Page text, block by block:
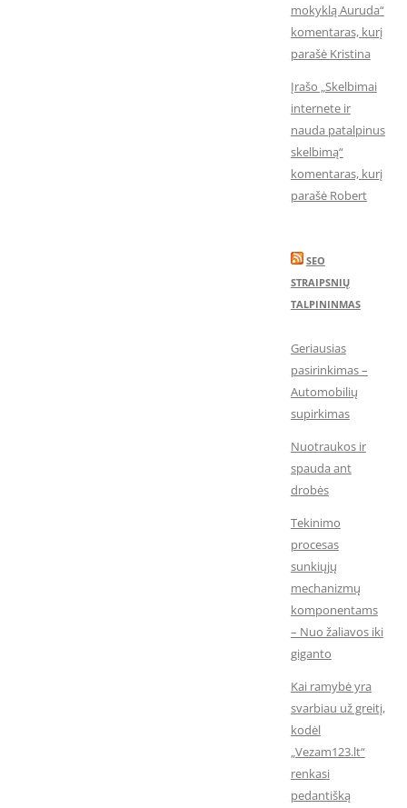
mokyklą Auruda“
komentaras, kurį
parašė Kristina
Įrašo „Skelbimai
internete ir
nauda patalpinus
skelbimą“
komentaras, kurį
parašė Robert
SEO
STRAIPSNIŲ
TALPININMAS
Geriausias
pasirinkimas –
Automobilių
supirkimas
Nuotraukos ir
spauda ant
drobės
Tekinimo
procesas
sunkiųjų
mechanizmų
komponentams
– Nuo žaliavos iki
giganto
Kai ramybė yra
svarbiau už greitį,
kodėl
„Vezam123.lt“
renkasi
pedantišką